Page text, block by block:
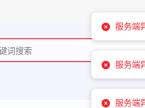
服务端
服务端
服务端